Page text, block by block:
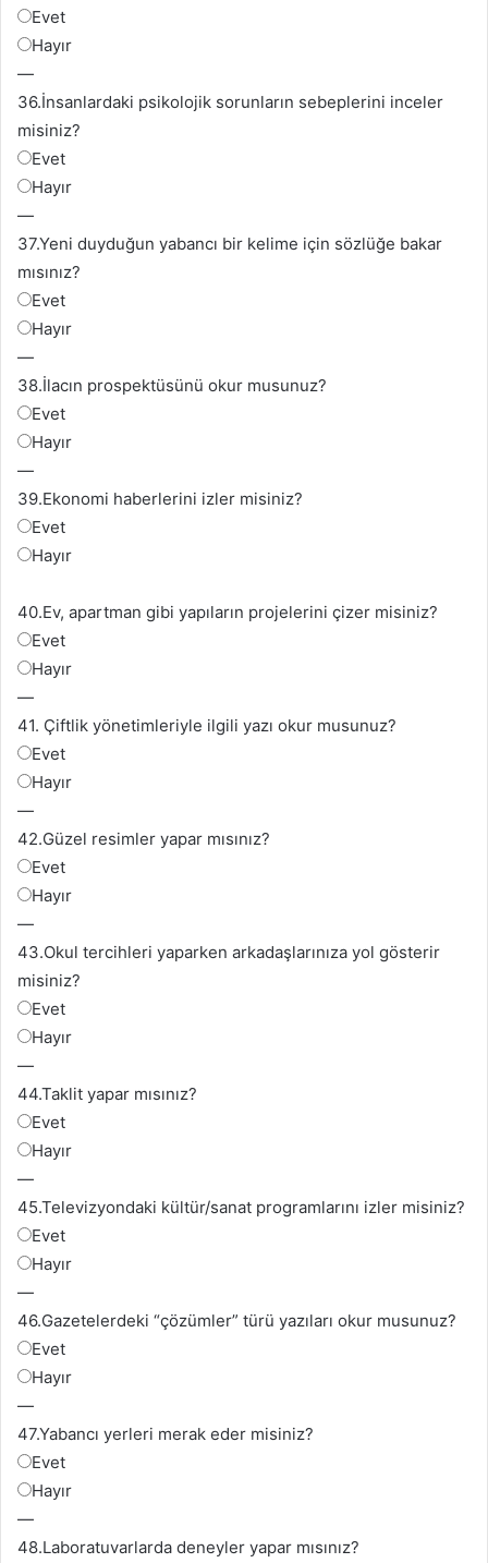
Evet
Hayır
—
36.İnsanlardaki psikolojik sorunların sebeplerini inceler
misiniz?
Evet
Hayır
—
37.Yeni duyduğun yabancı bir kelime için sözlüğe bakar
mısınız?
Evet
Hayır
—
38.İlacın prospektüsünü okur musunuz?
Evet
Hayır
—
39.Ekonomi haberlerini izler misiniz?
Evet
Hayır
40.Ev, apartman gibi yapıların projelerini çizer misiniz?
Evet
Hayır
—
41. Çiftlik yönetimleriyle ilgili yazı okur musunuz?
Evet
Hayır
—
42.Güzel resimler yapar mısınız?
Evet
Hayır
—
43.Okul tercihleri yaparken arkadaşlarınıza yol gösterir
misiniz?
Evet
Hayır
—
44.Taklit yapar mısınız?
Evet
Hayır
—
45.Televizyondaki kültür/sanat programlarını izler misiniz?
Evet
Hayır
—
46.Gazetelerdeki “çözümler” türü yazıları okur musunuz?
Evet
Hayır
—
47.Yabancı yerleri merak eder misiniz?
Evet
Hayır
—
48.Laboratuvarlarda deneyler yapar mısınız?